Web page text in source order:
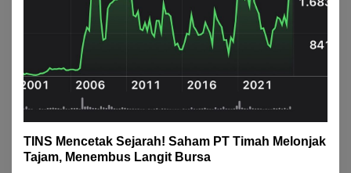
TINS Mencetak Sejarah! Saham PT Timah Melonjak
Tajam, Menembus Langit Bursa